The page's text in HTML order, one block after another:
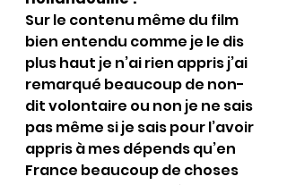
Sur le contenu même du film
bien entendu comme je le dis
plus haut je n’ai rien appris j’ai
remarqué beaucoup de non-
dit volontaire ou non je ne sais
pas même si je sais pour l’avoir
appris à mes dépends qu’en
France beaucoup de choses